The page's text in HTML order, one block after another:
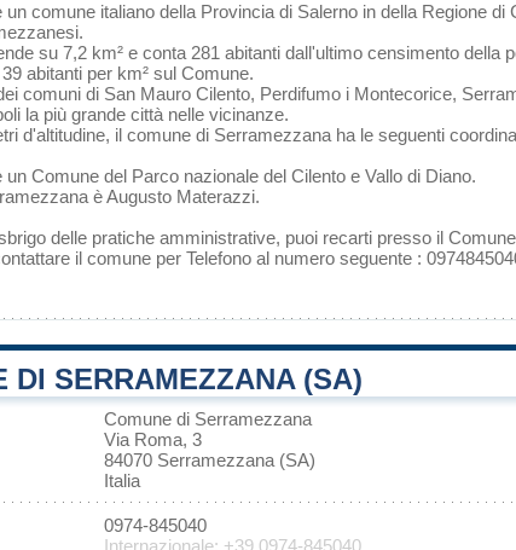
un comune italiano della Provincia di Salerno in della Regione di
su 7,2 km² e conta 281 abitanti dall'ultimo censimento della
abitanti per km² sul Comune.
comuni di San Mauro Cilento, Perdifumo i Montecorice,
la più grande città nelle vicinanze.
d'altitudine, il comune di Serramezzana ha le seguenti
un Comune del Parco nazionale del Cilento e Vallo di Diano.
è Augusto Materazzi.
delle pratiche amministrative, puoi recarti presso il
il comune per Telefono al numero seguente :
DI SERRAMEZZANA (SA)
Comune di Serramezzana
Via Roma, 3
84070 Serramezzana (SA)
Italia
0974-845040
Internazionale: +39 0974-845040